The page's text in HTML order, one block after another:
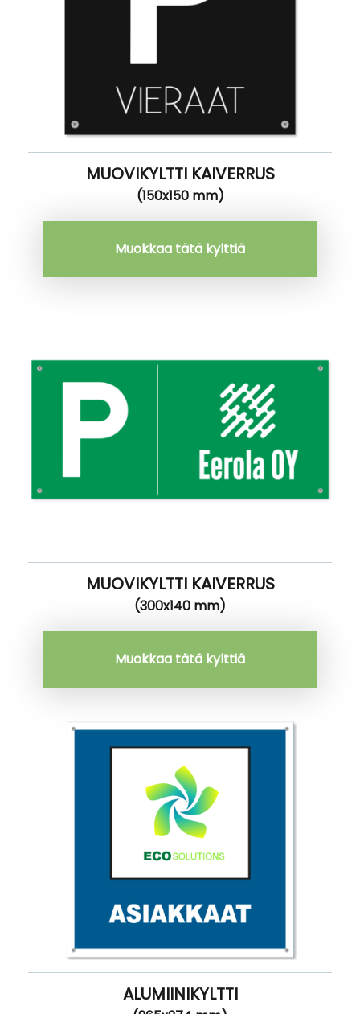
MUOVIKYLTTI KAIVERRUS
(150x150 mm)
Muokkaa tätä kylttiä
MUOVIKYLTTI KAIVERRUS
(300x140 mm)
Muokkaa tätä kylttiä
ALUMIINIKYLTTI